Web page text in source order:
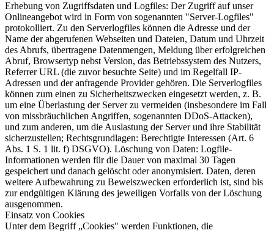
Erhebung von Zugriffsdaten und Logfiles: Der Zugriff auf unser
Onlineangebot wird in Form von sogenannten "Server-Logfiles"
protokolliert. Zu den Serverlogfiles können die Adresse und der
Name der abgerufenen Webseiten und Dateien, Datum und Uhrzeit
des Abrufs, übertragene Datenmengen, Meldung über erfolgreichen
Abruf, Browsertyp nebst Version, das Betriebssystem des Nutzers,
Referrer URL (die zuvor besuchte Seite) und im Regelfall IP-
Adressen und der anfragende Provider gehören. Die Serverlogfiles
können zum einen zu Sicherheitszwecken eingesetzt werden, z. B.
um eine Überlastung der Server zu vermeiden (insbesondere im Fall
von missbräuchlichen Angriffen, sogenannten DDoS-Attacken),
und zum anderen, um die Auslastung der Server und ihre Stabilität
sicherzustellen; Rechtsgrundlagen: Berechtigte Interessen (Art. 6
Abs. 1 S. 1 lit. f) DSGVO). Löschung von Daten: Logfile-
Informationen werden für die Dauer von maximal 30 Tagen
gespeichert und danach gelöscht oder anonymisiert. Daten, deren
weitere Aufbewahrung zu Beweiszwecken erforderlich ist, sind bis
zur endgültigen Klärung des jeweiligen Vorfalls von der Löschung
ausgenommen.
Einsatz von Cookies
Unter dem Begriff „Cookies" werden Funktionen, die